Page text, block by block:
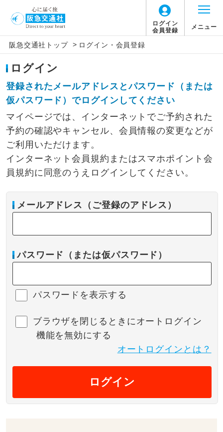
ログイン
会員登録
メニュー
阪急交通社トップ > ログイン・会員登録
ログイン
登録されたメールアドレスとパスワード（または
仮パスワード）でログインしてください
マイページでは、インターネットでご予約された
予約の確認やキャンセル、会員情報の変更などが
ご利用いただけます。
インターネット会員規約またはスマホポイント会
員規約に同意のうえログインしてください。
メールアドレス（ご登録のアドレス）
パスワード（または仮パスワード）
パスワードを表示する
ブラウザを閉じるときにオートログイン
機能を無効にする
オートログインとは？
ログイン